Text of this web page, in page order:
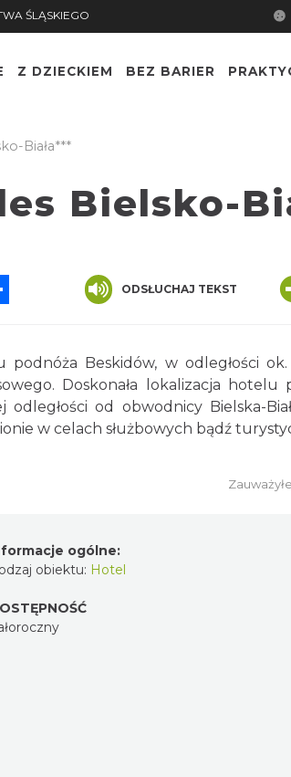
ŚLĄSKIEGO
Z DZIECKIEM BEZ BARIER
Biała***
Bielsko-
ODSŁUCHAJ TEKST
podnóża Beskidów, w odległości
Doskonała lokalizacja hotelu
od obwodnicy Bielska-
w celach służbowych bądź
ogólne:
obiektu: Hotel